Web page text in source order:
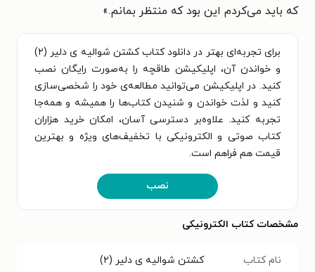
که باید می‌کردم این بود که منتظر بمانم.»
برای تجربه‌ای بهتر در دانلود کتاب کشتن شوالیه ی دلیر (۲)
و خواندن آن، اپلیکیشن طاقچه را به‌صورت رایگان نصب
کنید. در اپلیکیشن می‌توانید مطالعه‌ی خود را شخصی‌سازی
کنید و لذت خواندن و شنیدن کتاب‌ها را همیشه و همه‌جا
تجربه کنید. علاوه‌بر دسترسی آسان، امکان خرید هزاران
کتاب صوتی و الکترونیکی با تخفیف‌های ویژه و بهترین
قیمت هم فراهم است.
نصب
مشخصات کتاب الکترونیکی
نام کتاب کشتن شوالیه ی دلیر (۲)